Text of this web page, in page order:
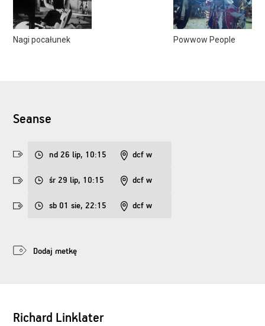
Nagi pocałunek Powwow People
Seanse
nd 26 lip, 10:15 dcf w
śr 29 lip, 10:15 dcf w
sb 01 sie, 22:15 dcf w
Dodaj metkę
Richard Linklater